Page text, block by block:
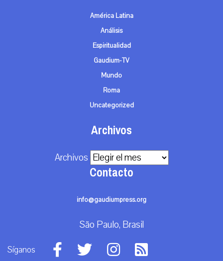
América Latina
Análisis
Espiritualidad
Gaudium-TV
Mundo
Roma
Uncategorized
Archivos
Archivos
Contacto
info@gaudiumpress.org
São Paulo, Brasil
Síganos